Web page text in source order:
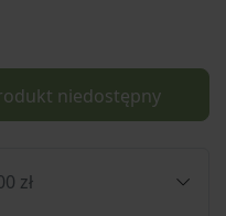
niedostępny
zł